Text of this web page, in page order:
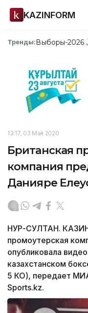
KAZINFORM
Тренды:Выборы-2026
13:17, 03 Мая 2020
Британская
компания
Данияре
НУР-СУЛТАН.
промоутерская
опубликовала
казахстанском
5 КО), передает
Sports.kz.